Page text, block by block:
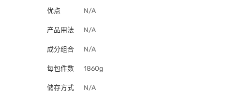
优点 N/A
产品用法 N/A
成分组合 N/A
每包件数 1860g
储存方式 N/A